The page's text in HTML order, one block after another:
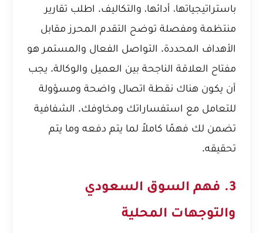
باستراتيجياتها، أدائها، والتكاليف. اطلب تقارير
منتظمة ومفصلة توضح التقدم المحرز مقابل
الأهداف المحددة. التواصل الفعال والمستمر هو
مفتاح العلاقة الناجحة بين العميل والوكالة. يجب
أن يكون هناك نقطة اتصال واضحة ومسؤولة
للتعامل مع استفساراتك ومخاوفك. الشفافية
تضمن لك فهمًا كاملاً لما يتم دفعه وما يتم
تحقيقه.
3. فهم السوق السعودي
والتوجهات المحلية